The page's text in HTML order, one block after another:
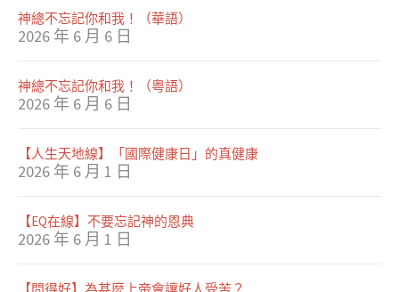
神總不忘記你和我！（華語）
2026 年 6 月 6 日
神總不忘記你和我！（粤語）
2026 年 6 月 6 日
【人生天地線】「國際健康日」的真健康
2026 年 6 月 1 日
【EQ在線】不要忘記神的恩典
2026 年 6 月 1 日
【問得好】為甚麼上帝會讓好人受苦？